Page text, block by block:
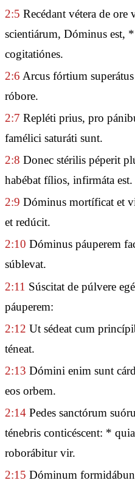
2:5 Recédant vétera de ore
scientiárum, Dóminus est,
cogitatiónes.
2:6 Arcus fórtium
róbore.
2:7 Repléti prius, pro
famélici saturáti sunt.
2:8 Donec stérilis péperit
habébat fílios, infirmáta est.
2:9 Dóminus mortíficat et
et redúcit.
2:10 Dóminus páuperem
súblevat.
2:11 Súscitat de púlvere
páuperem:
2:12 Ut sédeat cum
téneat.
2:13 Dómini enim sunt
eos orbem.
2:14 Pedes sanctórum
ténebris conticéscent: *
roborábitur vir.
2:15 Dóminum